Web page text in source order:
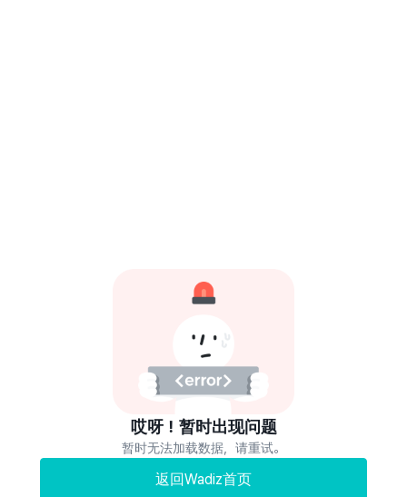
哎呀！暂时出现问题
暂时无法加载数据，请重试。
返回Wadiz首页